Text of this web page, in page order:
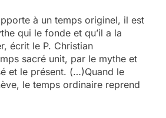
à un temps originel, il est
qui le fonde et qu’il a la
écrit le P. Christian
sacré unit, par le mythe et
et le présent. (…)Quand le
le temps ordinaire reprend